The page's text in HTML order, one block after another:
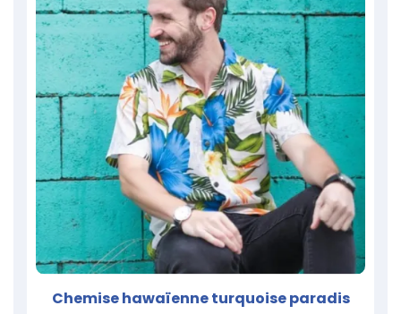
Chemise hawaïenne turquoise paradis